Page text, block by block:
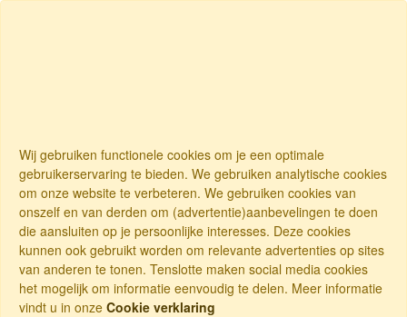
Wij gebruiken functionele cookies om je een optimale
gebruikerservaring te bieden. We gebruiken analytische cookies
om onze website te verbeteren. We gebruiken cookies van
onszelf en van derden om (advertentie)aanbevelingen te doen
die aansluiten op je persoonlijke interesses. Deze cookies
kunnen ook gebruikt worden om relevante advertenties op sites
van anderen te tonen. Tenslotte maken social media cookies
het mogelijk om informatie eenvoudig te delen. Meer informatie
vindt u in onze Cookie verklaring